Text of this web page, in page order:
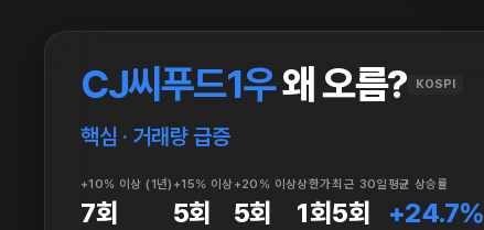
CJ씨푸드1우왜 오름? KOSPI
핵심 · 거래량 급증
+10% 이상 (1년)
7회
+15% 이상
5회
+20% 이상
5회
상한가
1회
최근 30일
5회
평균 상승률
+24.7%